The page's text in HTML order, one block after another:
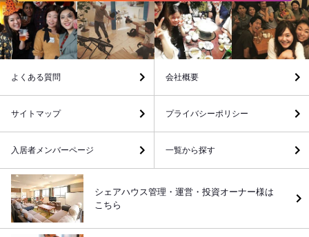
よくある質問 会社概要
サイトマップ プライバシーポリシー
入居者メンバーページ 一覧から探す
シェアハウス管理・運営・投資オーナー様は
こちら